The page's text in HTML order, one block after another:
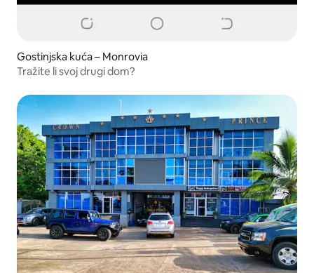
Gostinjska kuća – Monrovia
Tražite li svoj drugi dom?